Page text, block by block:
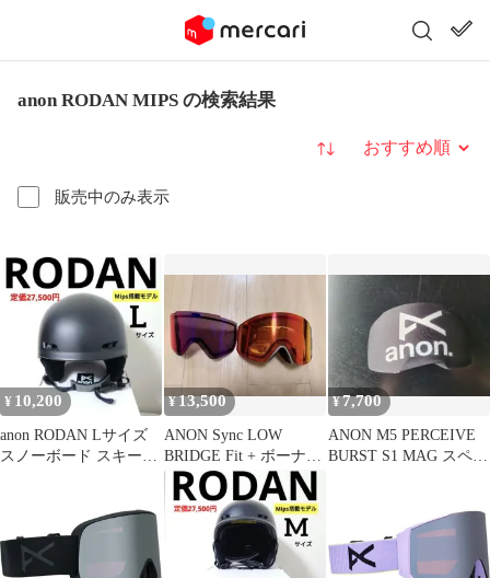
anon RODAN MIPS の検索結果
販売中のみ表示
並び替え
¥ 10,200
anon RODAN Lサイズ
スノーボード スキーヘ
¥13,500
ANON Sync LOW
BRIDGE Fit + ボーナス
レンズ アノン
¥7,700
ANON M5 PERCEIVE
BURST S1 MAG スペア